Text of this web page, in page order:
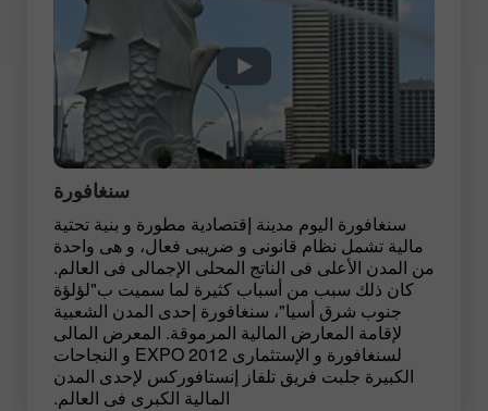
سنغافورة
سنغافورة اليوم مدينة إقتصادية مطورة و بنية تحتية
مالية تشمل نظام قانونى و ضريبى فعال، و هى واحدة
من المدن الأعلى فى الناتج المحلى الإجمالى فى العالم.
كان ذلك سبب من أسباب كثيرة لما سميت ب"لؤلؤة
جنوب شرق أسيا"، سنغافورة إحدى المدن الشعبية
لإقامة المعارض المالية المرموقة. المعرض المالى
لسنغافورة و الإستثمارى EXPO 2012 و النجاحات
الكبيرة جلبت فريق تلفاز إنستافوركس لإحدى المدن
المالية الكبرى فى العالم.